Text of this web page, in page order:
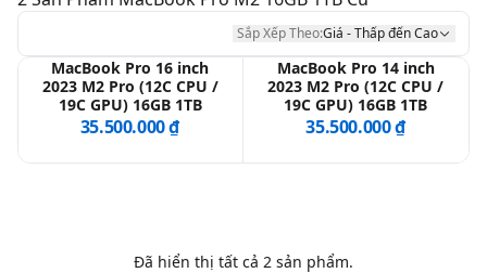
Thay Linh Kiện
Sắp Xếp Theo:Giá - Thấp đến Cao
MacBook Pro 16 inch
2023 M2 Pro (12C CPU /
19C GPU) 16GB 1TB
35.500.000 ₫
MacBook Pro 14 inch
2023 M2 Pro (12C CPU /
19C GPU) 16GB 1TB
35.500.000 ₫
Đã hiển thị tất cả 2 sản phẩm.